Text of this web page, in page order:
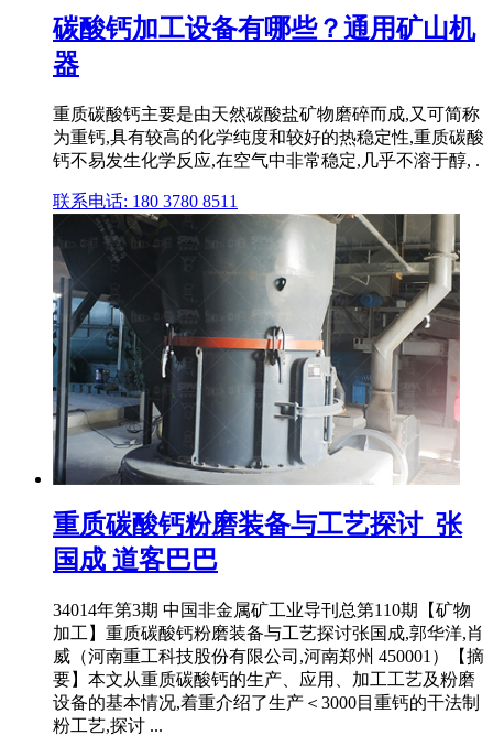
碳酸钙加工设备有哪些？通用矿山机
器
重质碳酸钙主要是由天然碳酸盐矿物磨碎而成,又可简称
为重钙,具有较高的化学纯度和较好的热稳定性,重质碳酸
钙不易发生化学反应,在空气中非常稳定,几乎不溶于醇, .
联系电话: 180 3780 8511
重质碳酸钙粉磨装备与工艺探讨_张
国成 道客巴巴
34014年第3期 中国非金属矿工业导刊总第110期【矿物
加工】重质碳酸钙粉磨装备与工艺探讨张国成,郭华洋,肖
威（河南重工科技股份有限公司,河南郑州 450001）【摘
要】本文从重质碳酸钙的生产、应用、加工工艺及粉磨
设备的基本情况,着重介绍了生产＜3000目重钙的干法制
粉工艺,探讨 ...